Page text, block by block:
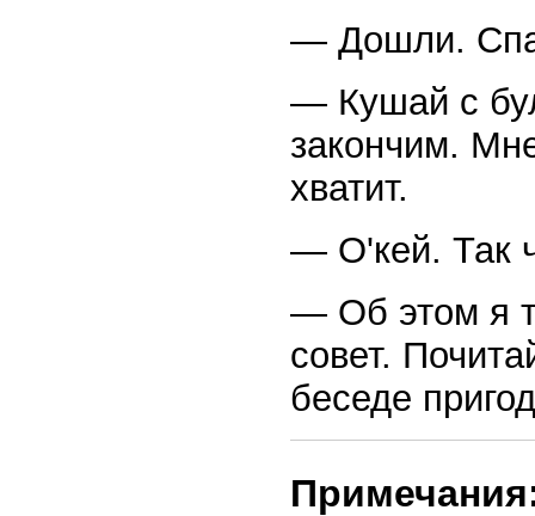
— Дошли.
— Кушай с
закончим.
хватит.
— О'кей. Так
— Об этом я
совет.
беседе